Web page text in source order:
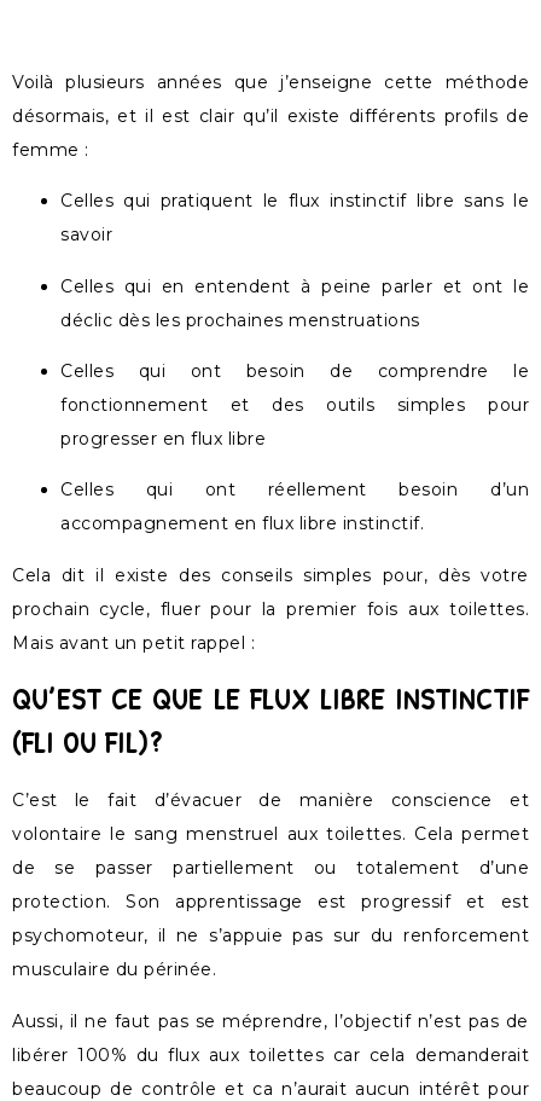
Voilà plusieurs années que j’enseigne cette méthode
désormais, et il est clair qu’il existe différents profils de
femme :
Celles qui pratiquent le flux instinctif libre sans le
savoir
Celles qui en entendent à peine parler et ont le
déclic dès les prochaines menstruations
Celles qui ont besoin de comprendre le
fonctionnement et des outils simples pour
progresser en flux libre
Celles qui ont réellement besoin d’un
accompagnement en flux libre instinctif.
Cela dit il existe des conseils simples pour, dès votre
prochain cycle, fluer pour la premier fois aux toilettes.
Mais avant un petit rappel :
QU’EST CE QUE LE FLUX LIBRE INSTINCTIF
(FLI OU FIL)?
C’est le fait d’évacuer de manière conscience et
volontaire le sang menstruel aux toilettes. Cela permet
de se passer partiellement ou totalement d’une
protection. Son apprentissage est progressif et est
psychomoteur, il ne s’appuie pas sur du renforcement
musculaire du périnée.
Aussi, il ne faut pas se méprendre, l’objectif n’est pas de
libérer 100% du flux aux toilettes car cela demanderait
beaucoup de contrôle et ca n’aurait aucun intérêt pour